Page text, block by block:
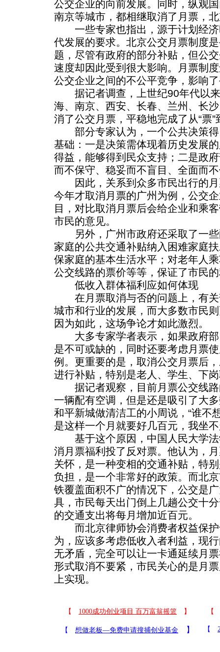
公交企业的向前发展。同时，纵观
南京等城市，都相继取消了月票，
一些专家也指出，源于计划经济
代发展的要求。北京公交月票制度
题，尽管有政府的部分补贴，但公
速度却因此受到很大影响。月票制
公交企业之间的不公平竞争，影响
据记者调查，上世纪90年代以来
海、南京、西安、长春、兰州、长
消了公交月票，平稳地完成了从“票”
部分专家认为，一个公共决策得
基础：一是决策需体现着历史发展
得益，能够得到民众支持；二是政
而不保守、稳妥而不盲目、全面而
因此，关系到众多市民出行的月
今年才取消月票的广州为例，公交
目，对比取消月票后会给企业和乘
市民的意见。
另外，广州市政府还采取了一些
家庭的公共交通补贴纳入困难家庭
保家庭的基本生活水平；对老年人
公交线路的票价等等，保证了市民
低收入群体福利应如何体现
在月票取消与否的问题上，有
城市和行业的发展，而大多数市民
因为如此，这场争论才如此激烈。
大多专家学者表示，如果政府部
是不可或缺的，同时还要考虑月票
例。更重要的是，取消公交月票后
进行补贴，特别是老人、学生、下
据记者观察，目前月票公交线路
一辆配有空调，但是还是吸引了大
和平新城做清洁工的小周说，“谁不
是这样一个月就要好几百元，我坐不
基于这个原因，中国人民大学法
消月票福利投了反对票。他认为，
关怀，是一种变相的交通补贴，特
负担，是一个非常好的政策。而北
铁覆盖面积不广的情况下，公交是
具，市民每天出门倒上几趟公交十
的交通支出将每月增加近百元。
而北京律师协会消费者权益保护
为，应该多考虑低收入者利益，现
无矛盾，完全可以让一卡通延续月
形式取消不要紧，市民关心的是月
上实现。